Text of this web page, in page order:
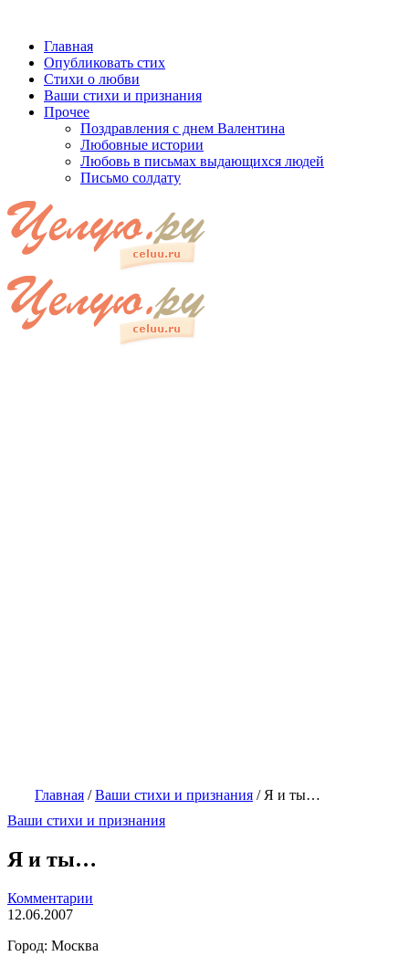
Главная
Опубликовать стих
Стихи о любви
Ваши стихи и признания
Прочее
Поздравления с днем Валентина
Любовные истории
Любовь в письмах выдающихся людей
Письмо солдату
Главная /Ваши стихи и признания / Я и ты…
Ваши стихи и признания
Я и ты…
Комментарии
12.06.2007
Город: Москва